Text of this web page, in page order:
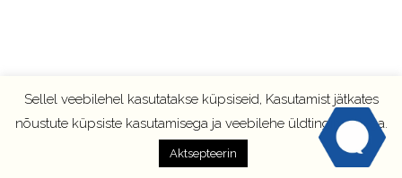
Sellel veebilehel kasutatakse küpsiseid, Kasutamist jätkates
nõustute küpsiste kasutamisega ja veebilehe üldtingimustega.
Aktsepteerin